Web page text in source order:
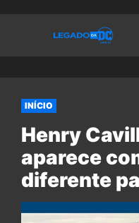
INÍCIO
Henry
aparece
diferente